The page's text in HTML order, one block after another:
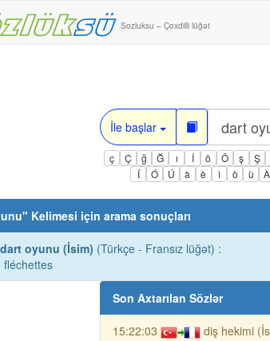
Sozluksu – Çoxdilli lüğət
İle başlar
ç Ç ğ Ğ ı İ ö Ö ş Ş
Í
Ó Ú à è ì ò ù À
" Kelimesi için arama sonuçları
dart oyunu (İsim) (Türkçe - Fransız lüğət) :
fléchettes
Son Axtarılan Sözlər
15:22:03 diş hekimi